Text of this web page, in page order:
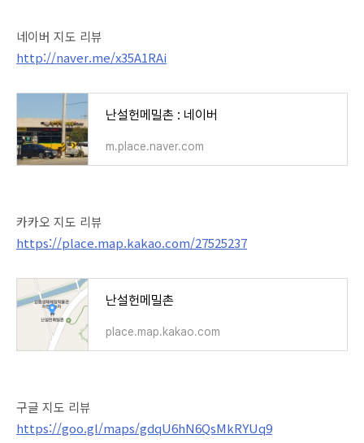
네이버 지도 리뷰
http://naver.me/x35A1RAi
난설헌메밀촌 : 네이버
m.place.naver.com
카카오 지도 리뷰
https://place.map.kakao.com/27525237
난설헌메밀촌
place.map.kakao.com
구글 지도 리뷰
https://goo.gl/maps/gdqU6hN6QsMkRYUq9